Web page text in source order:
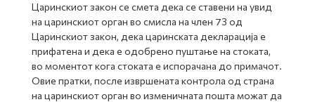
Царинскиот закон се смета дека се ставени на увид
на царинскиот орган во смисла на член 73 од
Царинскиот закон, дека царинската декларација е
прифатена и дека е одобрено пуштање на стоката,
во моментот кога стоката е испорачана до примачот.
Овие пратки, после извршената контрола од страна
на царинскиот орган во изменичната пошта можат да